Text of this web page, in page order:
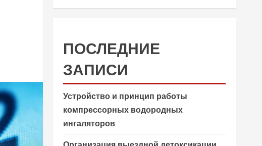
ПОСЛЕДНИЕ
ЗАПИСИ
Устройство и принцип работы
компрессорных водородных
ингаляторов